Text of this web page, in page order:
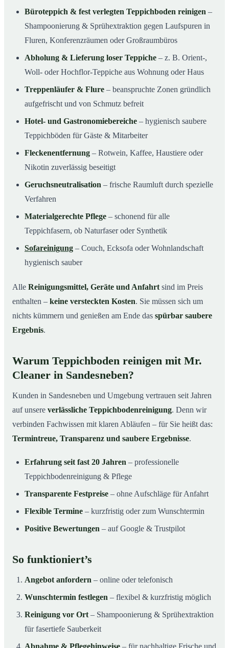
Büroteppich & fest verlegten Teppichboden reinigen –
Shampoonierung & Sprühextraktion gegen Laufspuren in
Fluren, Konferenzräumen oder Großraumbüros
Abholung & Lieferung loser Teppiche – z. B. Orient-,
Woll- oder Hochflor-Teppiche aus Wohnung oder Haus
Treppenläufer & Flure – beanspruchte Zonen gründlich
aufgefrischt und von Schmutz befreit
Hotel- und Gastronomiebereiche – hygienisch saubere
Teppichböden für Gäste & Mitarbeiter
Fleckenentfernung – Rotwein, Kaffee, Haustiere oder
Nikotin zuverlässig beseitigt
Geruchsneutralisation – frische Raumluft durch spezielle
Verfahren
Materialgerechte Pflege – schonend für alle
Teppichfasern, ob Naturfaser oder Synthetik
Sofareinigung – Couch, Ecksofa oder Wohnlandschaft
hygienisch sauber
Alle Reinigungsmittel, Geräte und Anfahrt sind im Preis
enthalten – keine versteckten Kosten. Sie müssen sich um
nichts kümmern und genießen am Ende das spürbar saubere
Ergebnis.
Warum Teppichboden reinigen mit Mr.
Cleaner in Sandesneben?
Kunden in Sandesneben und Umgebung vertrauen seit Jahren
auf unsere verlässliche Teppichbodenreinigung. Denn wir
verbinden Fachwissen mit klaren Abläufen – für Sie heißt das:
Termintreue, Transparenz und saubere Ergebnisse.
Erfahrung seit fast 20 Jahren – professionelle
Teppichbodenreinigung & Pflege
Transparente Festpreise – ohne Aufschläge für Anfahrt
Flexible Termine – kurzfristig oder zum Wunschtermin
Positive Bewertungen – auf Google & Trustpilot
So funktioniert’s
Angebot anfordern – online oder telefonisch
Wunschtermin festlegen – flexibel & kurzfristig möglich
Reinigung vor Ort – Shampoonierung & Sprühextraktion
für fasertiefe Sauberkeit
Abnahme & Pflegehinweise – für nachhaltige Frische und